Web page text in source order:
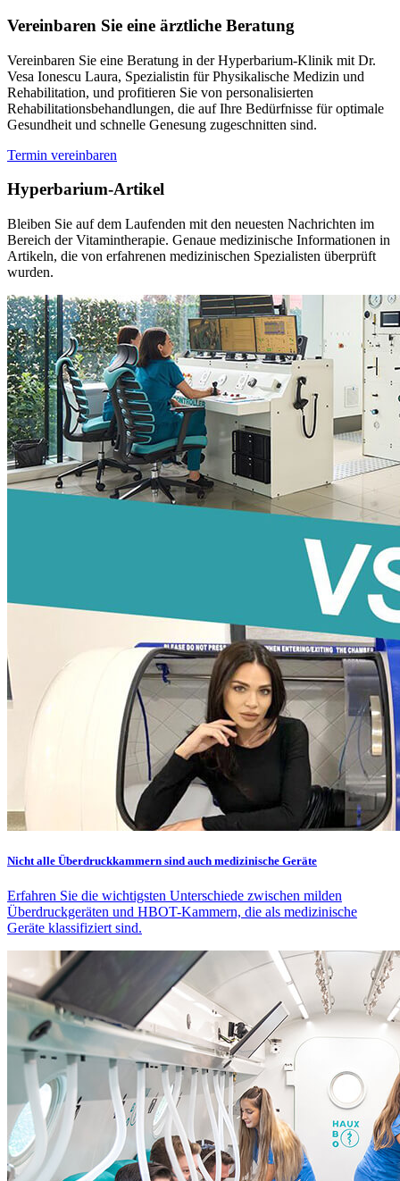
Vereinbaren Sie eine ärztliche Beratung
Vereinbaren Sie eine Beratung in der Hyperbarium-Klinik mit Dr.
Vesa Ionescu Laura, Spezialistin für Physikalische Medizin und
Rehabilitation, und profitieren Sie von personalisierten
Rehabilitationsbehandlungen, die auf Ihre Bedürfnisse für optimale
Gesundheit und schnelle Genesung zugeschnitten sind.
Termin vereinbaren
Hyperbarium-Artikel
Bleiben Sie auf dem Laufenden mit den neuesten Nachrichten im
Bereich der Vitamintherapie. Genaue medizinische Informationen in
Artikeln, die von erfahrenen medizinischen Spezialisten überprüft
wurden.
Nicht alle Überdruckkammern sind auch medizinische Geräte
Erfahren Sie die wichtigsten Unterschiede zwischen milden
Überdruckgeräten und HBOT-Kammern, die als medizinische
Geräte klassifiziert sind.